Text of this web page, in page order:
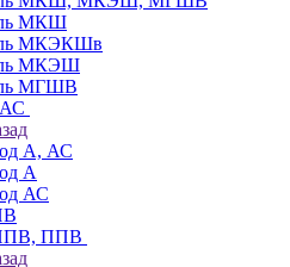
МКШ
МКЭКШв
МКЭШ
МГШВ
А, АС
А
АС
ППВ